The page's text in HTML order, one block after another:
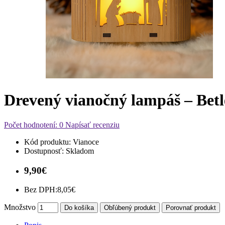
Drevený vianočný lampáš –
Počet hodnotení: 0 Napísať recenziu
Kód produktu: Vianoce
Dostupnosť: Skladom
9,90€
Bez DPH:8,05€
Množstvo Do košíka Obľúbený produkt Porovnať produkt